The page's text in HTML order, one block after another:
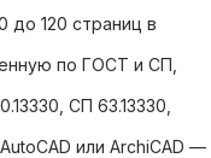
до 120 страниц в
по ГОСТ и СП,
СП 63.13330,
или ArchiCAD —